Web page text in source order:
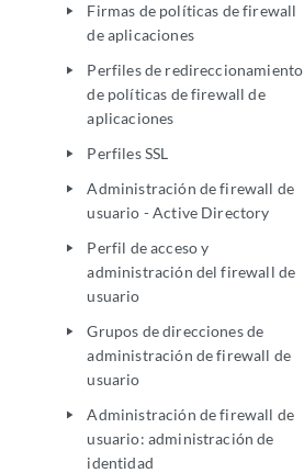
play_arrow
Firmas de políticas de firewall
de aplicaciones
play_arrow
Perfiles de redireccionamiento
de políticas de firewall de
aplicaciones
play_arrow Perfiles SSL
play_arrow
Administración de firewall de
usuario - Active Directory
play_arrow
Perfil de acceso y
administración del firewall de
usuario
play_arrow
Grupos de direcciones de
administración de firewall de
usuario
play_arrow
Administración de firewall de
usuario: administración de
identidad